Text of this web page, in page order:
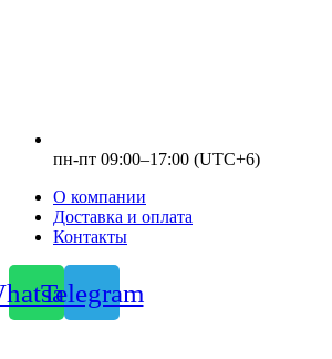
пн-пт 09:00–17:00 (UTC+6)
О компании
Доставка и оплата
Контакты
Telegram